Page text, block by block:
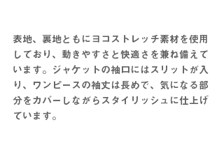
表地、裏地ともにヨコストレッチ素材を使用
しており、動きやすさと快適さを兼ね備えて
います。ジャケットの袖口にはスリットが入
り、ワンピースの袖丈は長めで、気になる部
分をカバーしながらスタイリッシュに仕上げ
ています。